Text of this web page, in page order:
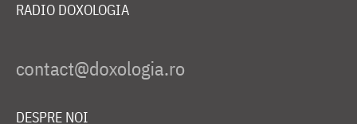
RADIO DOXOLOGIA
DESPRE NOI